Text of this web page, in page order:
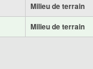
Milieu de terrain
Milieu de terrain